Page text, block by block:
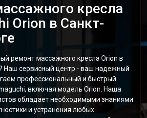
кресла
Orion в Санкт-
ремонт массажного кресла Orion в
Наш сервисный центр - ваш надежный
профессиональный и быстрый
включая модель Orion. Наша
обладает необходимыми знаниями
и устранения любых